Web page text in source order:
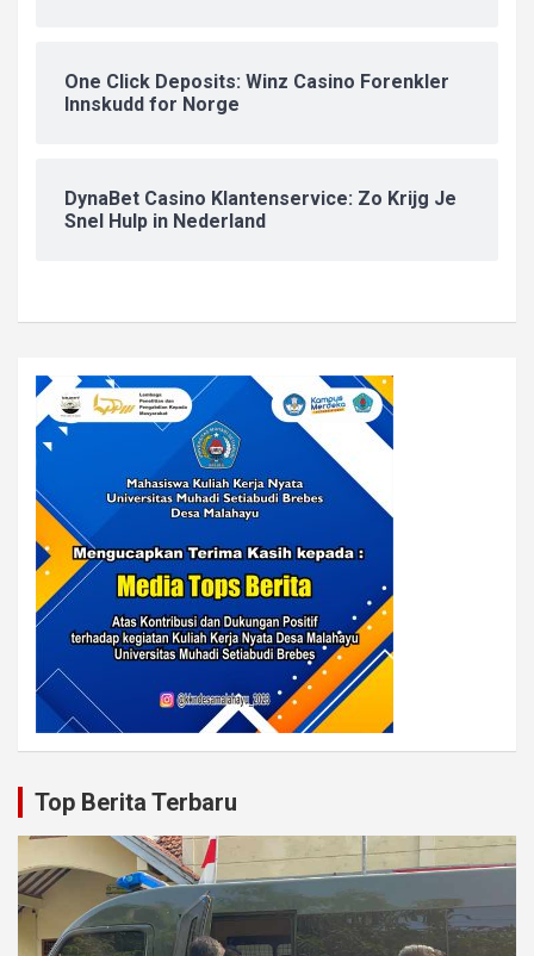
One Click Deposits: Winz Casino Forenkler
Innskudd for Norge
DynaBet Casino Klantenservice: Zo Krijg Je
Snel Hulp in Nederland
Top Berita Terbaru